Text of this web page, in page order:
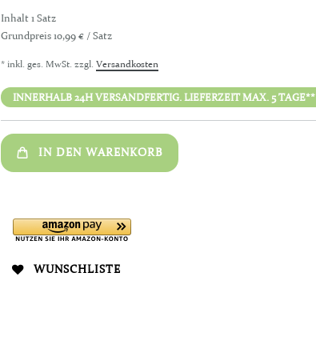
Inhalt1 Satz
Grundpreis10,99 € / Satz
* inkl. ges. MwSt. zzgl. Versandkosten
INNERHALB 24H VERSANDFERTIG. LIEFERZEIT MAX. 5 TAGE**
IN DEN WARENKORB
WUNSCHLISTE